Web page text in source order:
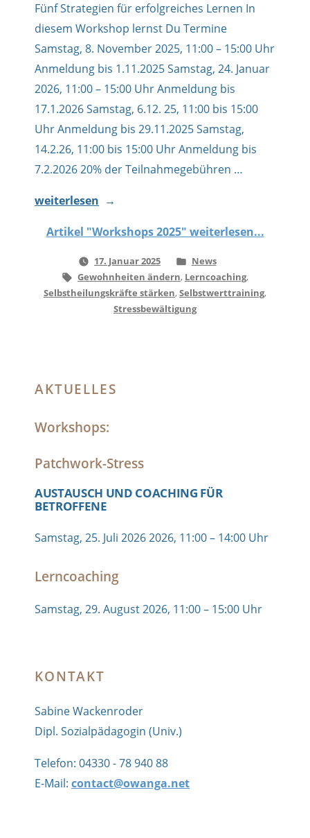
Fünf Strategien für erfolgreiches Lernen In
diesem Workshop lernst Du Termine
Samstag, 8. November 2025, 11:00 – 15:00 Uhr
Anmeldung bis 1.11.2025 Samstag, 24. Januar
2026, 11:00 – 15:00 Uhr Anmeldung bis
17.1.2026 Samstag, 6.12. 25, 11:00 bis 15:00
Uhr Anmeldung bis 29.11.2025 Samstag,
14.2.26, 11:00 bis 15:00 Uhr Anmeldung bis
7.2.2026 20% der Teilnahmegebühren …
„Workshops
weiterlesen
Artikel "Workshops 2025" weiterlesen...
17. Januar 2025
Veröffentlicht
unter
News
Schlagwörter:
Gewohnheiten ändern, Lerncoaching,
Selbstheilungskräfte stärken,Selbstwerttraining,
Stressbewältigung
AKTUELLES
Workshops:
Patchwork-Stress
AUSTAUSCH UND COACHING FÜR
BETROFFENE
Samstag, 25. Juli 2026 2026, 11:00 – 14:00 Uhr
Lerncoaching
Samstag, 29. August 2026, 11:00 – 15:00 Uhr
KONTAKT
Sabine Wackenroder
Dipl. Sozialpädagogin (Univ.)
Telefon: 04330 - 78 940 88
E-Mail: contact@owanga.net